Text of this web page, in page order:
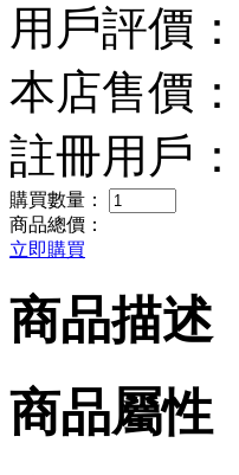
用戶評價：
本店售價：
註冊用戶：
購買數量：
商品總價：
立即購買
商品描述
商品屬性